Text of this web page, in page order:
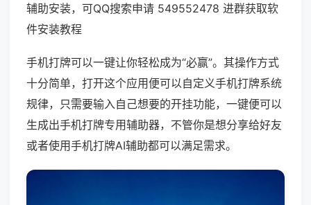
辅助安装，可QQ搜索申请 549552478 进群获取软
件安装教程
手机打牌可以一键让你轻松成为“必赢”。其操作方式
十分简单，打开这个应用便可以自定义手机打牌系统
规律，只需要输入自己想要的开挂功能，一键便可以
生成出手机打牌专用辅助器，不管你是想分享给好友
或者使用手机打牌AI辅助都可以满足需求。